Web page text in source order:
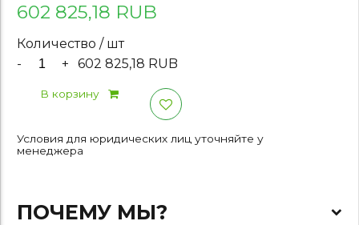
602 825,18 RUB
Количество / шт
-
+ 602 825,18 RUB
В корзину
Условия для юридических лиц уточняйте у
менеджера
ПОЧЕМУ МЫ?